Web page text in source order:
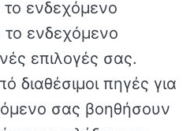
το ενδεχόμενο
το ενδεχόμενο
επιλογές σας.
πηγές για
σας βοηθήσουν